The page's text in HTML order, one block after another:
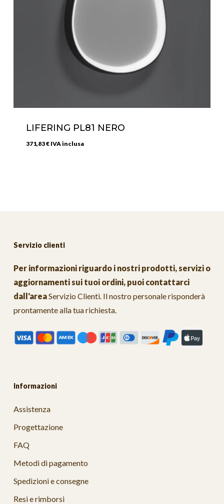
LIFERING PL81 NERO
371,83€ IVA inclusa
Servizio clienti
Per informazioni riguardo i nostri prodotti, servizi o
aggiornamenti sui tuoi ordini, puoi contattarci
dall'areaServizio Clienti. Il nostro personale risponderà
prontamente alla tua richiesta.
Informazioni
Assistenza
Progettazione
FAQ
Metodi di pagamento
Spedizioni e consegne
Resi e rimborsi